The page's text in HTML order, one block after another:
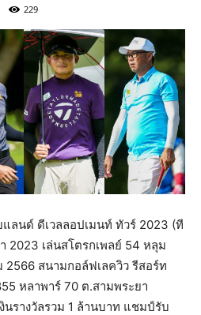
229
ลนด์ ดีเวลลอปเมนท์ ทัวร์ 2023 (ที
2023 เล่นสโตรกเพลย์ 54 หลุม
2566 สนามกอล์ฟเลควิว รีสอร์ท
หลาพาร์ 70 ต.สามพระยา
นรางวัลรวม 1 ล้านบาท แชมป์รับ